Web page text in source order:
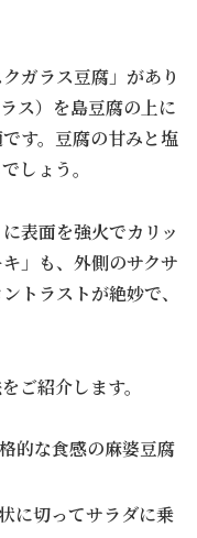
ガラス豆腐」があり
ス）を島豆腐の上に
す。豆腐の甘みと塩
しょう。
表面を強火でカリッ
」も、外側のサクサ
トラストが絶妙で、
ご紹介します。
的な食感の麻婆豆腐
に切ってサラダに乗